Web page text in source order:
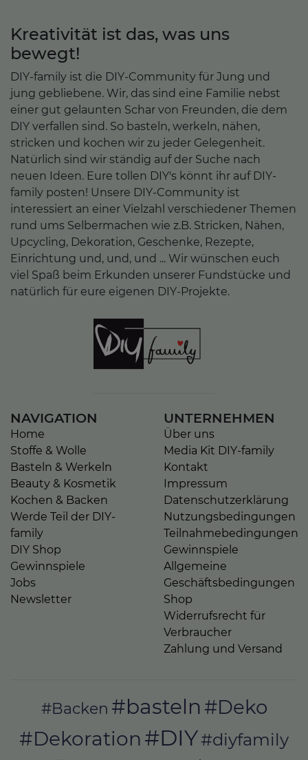
Kreativität ist das, was uns
bewegt!
DIY-family ist die DIY-Community für Jung und
jung gebliebene. Wir, das sind eine Familie nebst
einer gut gelaunten Schar von Freunden, die dem
DIY verfallen sind. So basteln, werkeln, nähen,
stricken und kochen wir zu jeder Gelegenheit.
Natürlich sind wir ständig auf der Suche nach
neuen Ideen. Eure tollen DIY's könnt ihr auf DIY-
family posten! Unsere DIY-Community ist
interessiert an einer Vielzahl verschiedener Themen
rund ums Selbermachen wie z.B. Stricken, Nähen,
Upcycling, Dekoration, Geschenke, Rezepte,
Einrichtung und, und, und ... Wir wünschen euch
viel Spaß beim Erkunden unserer Fundstücke und
natürlich für eure eigenen DIY-Projekte.
NAVIGATION
Home
Stoffe & Wolle
Basteln & Werkeln
Beauty & Kosmetik
Kochen & Backen
Werde Teil der DIY-
family
DIY Shop
Gewinnspiele
Jobs
Newsletter
UNTERNEHMEN
Über uns
Media Kit DIY-family
Kontakt
Impressum
Datenschutzerklärung
Nutzungsbedingungen
Teilnahmebedingungen
Gewinnspiele
Allgemeine
Geschäftsbedingungen
Shop
Widerrufsrecht für
Verbraucher
Zahlung und Versand
#Backen #basteln #Deko
#Dekoration #DIY#diyfamily